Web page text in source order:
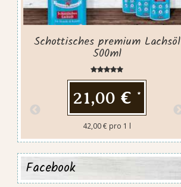
Schottisches premium Lachsöl
500ml
21,00 € *
42,00 € pro 1 l
Facebook